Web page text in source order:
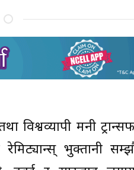
विश्वव्यापी मनी
भुक्तानी